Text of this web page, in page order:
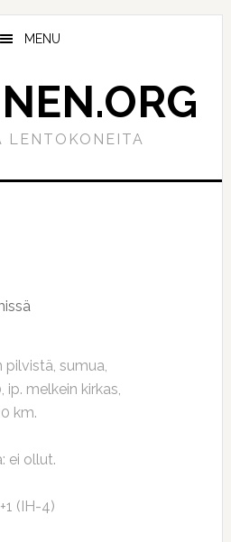
MENU
LENTOKONEITA
pilvistä, sumua,
ip. melkein kirkas,
km.
ei ollut.
(IH-4)